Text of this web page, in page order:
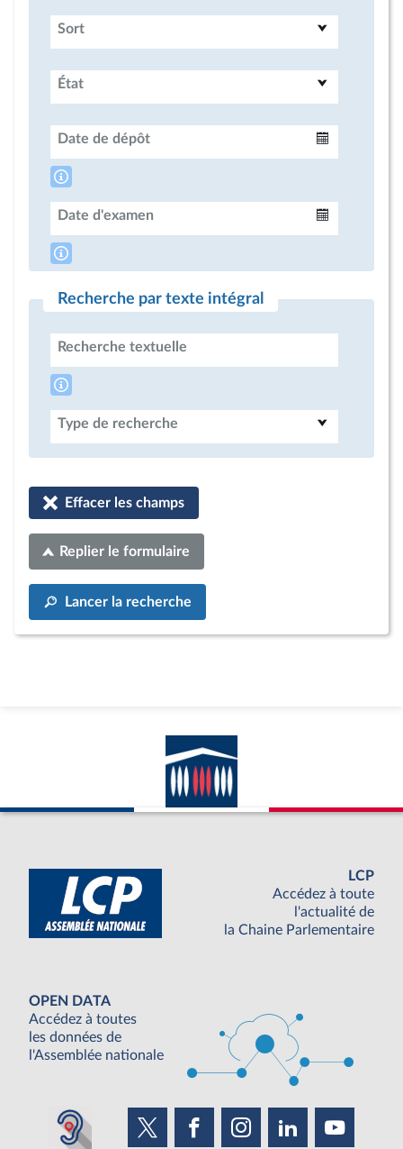
Sort
État
Date de dépôt
Date d'examen
Recherche par texte intégral
Recherche textuelle
Type de recherche
Effacer les champs
Replier le formulaire
Lancer la recherche
LCP
Accédez à toute
l'actualité de
la Chaine Parlementaire
OPEN DATA
Accédez à toutes
les données de
l'Assemblée nationale